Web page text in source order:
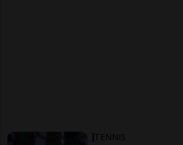
TENNIS